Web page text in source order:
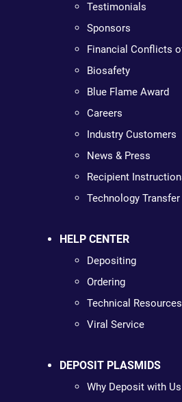
Testimonials
Sponsors
Financial Conflicts
Biosafety
Blue Flame Award
Careers
Industry Customers
News & Press
Recipient
Technology Transfer
HELP CENTER
Depositing
Ordering
Technical Resources
Viral Service
DEPOSIT PLASMIDS
Why Deposit with Us